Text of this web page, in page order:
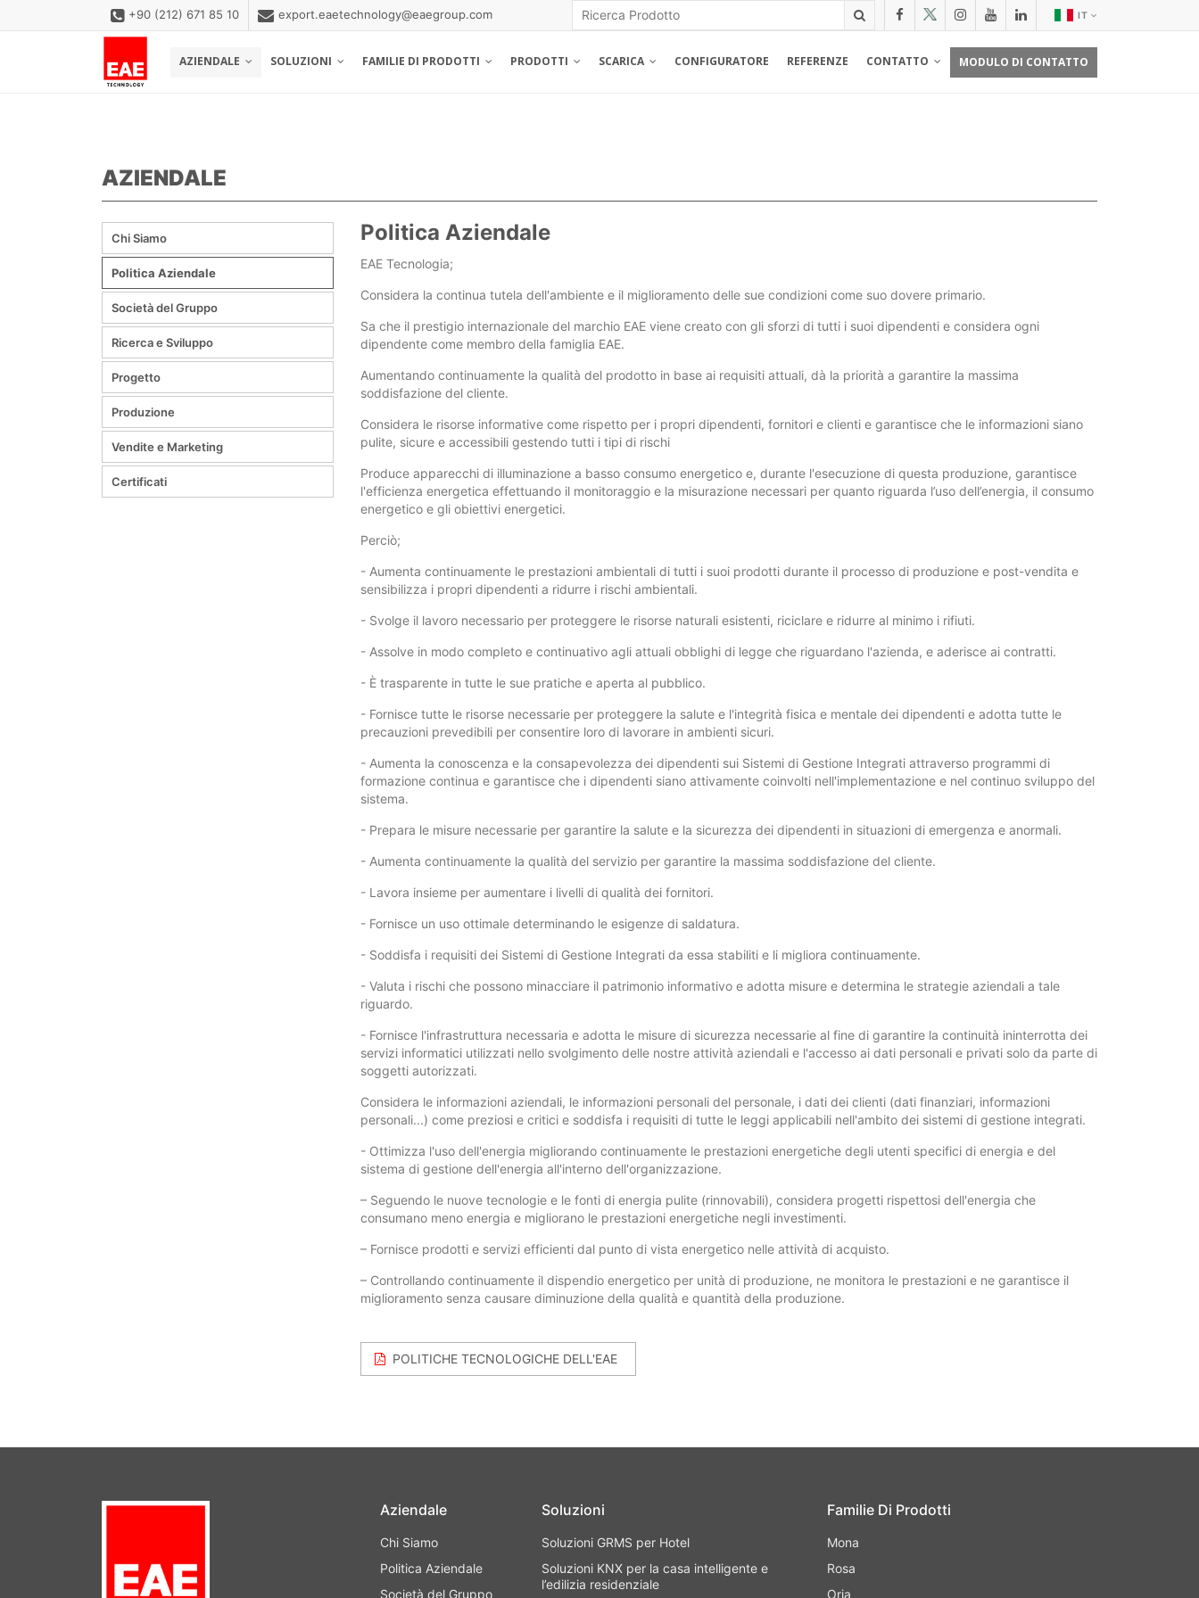
IT
+90 (212) 671 85 10 export.eaetechnology@eaegroup.com
AZIENDALE SOLUZIONI FAMILIE DI PRODOTTI PRODOTTI SCARICA CONFIGURATORE REFERENZE CONTATTO MODULO DI CONTATTO
AZIENDALE
Chi Siamo
Politica Aziendale
Società del Gruppo
Ricerca e Sviluppo
Progetto
Produzione
Vendite e Marketing
Certificati
Politica Aziendale
EAE Tecnologia;
Considera la continua tutela dell'ambiente e il miglioramento delle sue condizioni come suo dovere primario.
Sa che il prestigio internazionale del marchio EAE viene creato con gli sforzi di tutti i suoi dipendenti e considera ogni
dipendente come membro della famiglia EAE.
Aumentando continuamente la qualità del prodotto in base ai requisiti attuali, dà la priorità a garantire la massima
soddisfazione del cliente.
Considera le risorse informative come rispetto per i propri dipendenti, fornitori e clienti e garantisce che le informazioni siano
pulite, sicure e accessibili gestendo tutti i tipi di rischi
Produce apparecchi di illuminazione a basso consumo energetico e, durante l'esecuzione di questa produzione, garantisce
l'efficienza energetica effettuando il monitoraggio e la misurazione necessari per quanto riguarda l’uso dell’energia, il consumo
energetico e gli obiettivi energetici.
Perciò;
- Aumenta continuamente le prestazioni ambientali di tutti i suoi prodotti durante il processo di produzione e post-vendita e
sensibilizza i propri dipendenti a ridurre i rischi ambientali.
- Svolge il lavoro necessario per proteggere le risorse naturali esistenti, riciclare e ridurre al minimo i rifiuti.
- Assolve in modo completo e continuativo agli attuali obblighi di legge che riguardano l'azienda, e aderisce ai contratti.
- È trasparente in tutte le sue pratiche e aperta al pubblico.
- Fornisce tutte le risorse necessarie per proteggere la salute e l'integrità fisica e mentale dei dipendenti e adotta tutte le
precauzioni prevedibili per consentire loro di lavorare in ambienti sicuri.
- Aumenta la conoscenza e la consapevolezza dei dipendenti sui Sistemi di Gestione Integrati attraverso programmi di
formazione continua e garantisce che i dipendenti siano attivamente coinvolti nell'implementazione e nel continuo sviluppo del
sistema.
- Prepara le misure necessarie per garantire la salute e la sicurezza dei dipendenti in situazioni di emergenza e anormali.
- Aumenta continuamente la qualità del servizio per garantire la massima soddisfazione del cliente.
- Lavora insieme per aumentare i livelli di qualità dei fornitori.
- Fornisce un uso ottimale determinando le esigenze di saldatura.
- Soddisfa i requisiti dei Sistemi di Gestione Integrati da essa stabiliti e li migliora continuamente.
- Valuta i rischi che possono minacciare il patrimonio informativo e adotta misure e determina le strategie aziendali a tale
riguardo.
- Fornisce l'infrastruttura necessaria e adotta le misure di sicurezza necessarie al fine di garantire la continuità ininterrotta dei
servizi informatici utilizzati nello svolgimento delle nostre attività aziendali e l'accesso ai dati personali e privati solo da parte di
soggetti autorizzati.
Considera le informazioni aziendali, le informazioni personali del personale, i dati dei clienti (dati finanziari, informazioni
personali...) come preziosi e critici e soddisfa i requisiti di tutte le leggi applicabili nell'ambito dei sistemi di gestione integrati.
- Ottimizza l'uso dell'energia migliorando continuamente le prestazioni energetiche degli utenti specifici di energia e del
sistema di gestione dell'energia all'interno dell'organizzazione.
– Seguendo le nuove tecnologie e le fonti di energia pulite (rinnovabili), considera progetti rispettosi dell'energia che
consumano meno energia e migliorano le prestazioni energetiche negli investimenti.
– Fornisce prodotti e servizi efficienti dal punto di vista energetico nelle attività di acquisto.
– Controllando continuamente il dispendio energetico per unità di produzione, ne monitora le prestazioni e ne garantisce il
miglioramento senza causare diminuzione della qualità e quantità della produzione.
POLITICHE TECNOLOGICHE DELL'EAE
Aziendale
Chi Siamo
Politica Aziendale
Società del Gruppo
Soluzioni
Soluzioni GRMS per Hotel
Soluzioni KNX per la casa intelligente e
l’edilizia residenziale
Familie Di Prodotti
Mona
Rosa
Oria